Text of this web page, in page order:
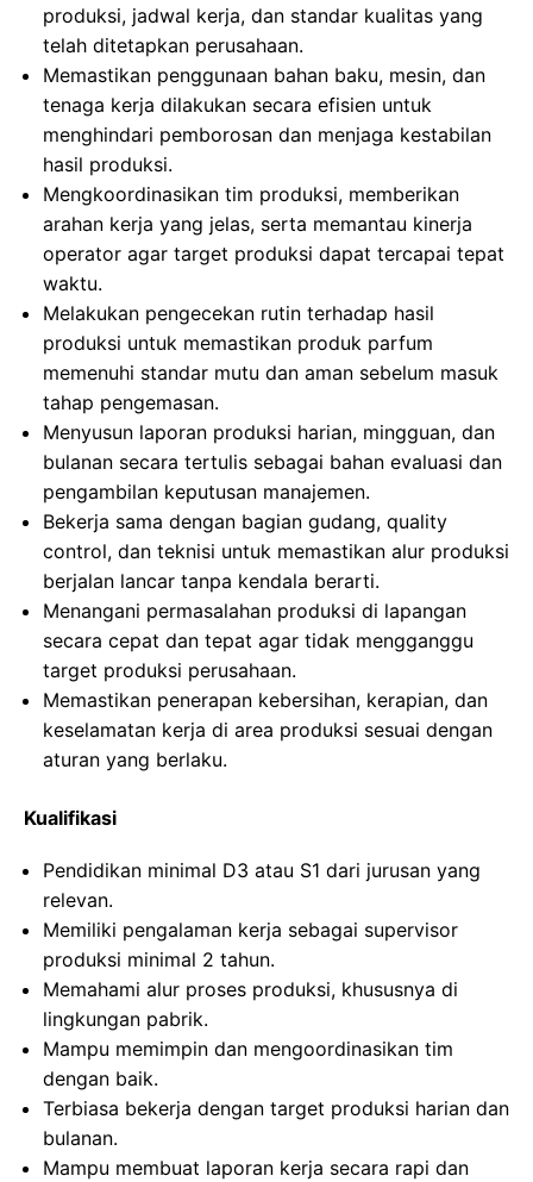
produksi, jadwal kerja, dan standar kualitas yang
telah ditetapkan perusahaan.
Memastikan penggunaan bahan baku, mesin, dan
tenaga kerja dilakukan secara efisien untuk
menghindari pemborosan dan menjaga kestabilan
hasil produksi.
Mengkoordinasikan tim produksi, memberikan
arahan kerja yang jelas, serta memantau kinerja
operator agar target produksi dapat tercapai tepat
waktu.
Melakukan pengecekan rutin terhadap hasil
produksi untuk memastikan produk parfum
memenuhi standar mutu dan aman sebelum masuk
tahap pengemasan.
Menyusun laporan produksi harian, mingguan, dan
bulanan secara tertulis sebagai bahan evaluasi dan
pengambilan keputusan manajemen.
Bekerja sama dengan bagian gudang, quality
control, dan teknisi untuk memastikan alur produksi
berjalan lancar tanpa kendala berarti.
Menangani permasalahan produksi di lapangan
secara cepat dan tepat agar tidak mengganggu
target produksi perusahaan.
Memastikan penerapan kebersihan, kerapian, dan
keselamatan kerja di area produksi sesuai dengan
aturan yang berlaku.
Kualifikasi
Pendidikan minimal D3 atau S1 dari jurusan yang
relevan.
Memiliki pengalaman kerja sebagai supervisor
produksi minimal 2 tahun.
Memahami alur proses produksi, khususnya di
lingkungan pabrik.
Mampu memimpin dan mengoordinasikan tim
dengan baik.
Terbiasa bekerja dengan target produksi harian dan
bulanan.
Mampu membuat laporan kerja secara rapi dan